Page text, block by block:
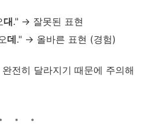
대." → 잘못된 표현
데." → 올바른 표현 (경험)
전히 달라지기 때문에 주의해